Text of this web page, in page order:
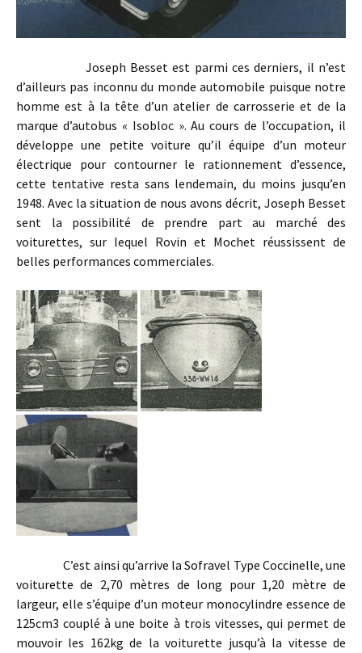
Joseph Besset est parmi ces derniers, il n’est
d’ailleurs pas inconnu du monde automobile puisque notre
homme est à la tête d’un atelier de carrosserie et de la
marque d’autobus « Isobloc ». Au cours de l’occupation, il
développe une petite voiture qu’il équipe d’un moteur
électrique pour contourner le rationnement d’essence,
cette tentative resta sans lendemain, du moins jusqu’en
1948. Avec la situation de nous avons décrit, Joseph Besset
sent la possibilité de prendre part au marché des
voiturettes, sur lequel Rovin et Mochet réussissent de
belles performances commerciales.
C’est ainsi qu’arrive la Sofravel Type Coccinelle, une
voiturette de 2,70 mètres de long pour 1,20 mètre de
largeur, elle s’équipe d’un moteur monocylindre essence de
125cm3 couplé à une boite à trois vitesses, qui permet de
mouvoir les 162kg de la voiturette jusqu’à la vitesse de